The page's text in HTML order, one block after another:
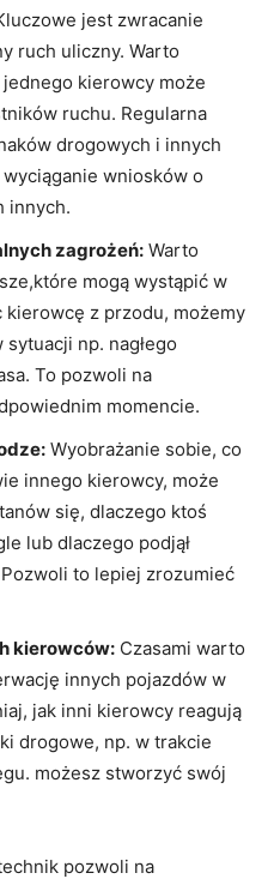
jest‍ zwracanie
‌ruch ‍uliczny. Warto
kierowcy ‌może
ruchu. Regularna
drogowych i ⁤innych
wniosków o⁤
innych.
zagrożeń: Warto
mogą wystąpić w
kierowcę z przodu, możemy
np.​ nagłego
⁤To pozwoli na
momencie.
Wyobrażanie sobie, co
innego kierowcy,‍ może
się, dlaczego ​ktoś
lub dlaczego⁢ podjął
‍to lepiej zrozumieć
kierowców: Czasami warto
innych pojazdów​ w
jak inni kierowcy‍ reagują
⁤drogowe, ‌np. ⁤w trakcie
możesz stworzyć swój
pozwoli na